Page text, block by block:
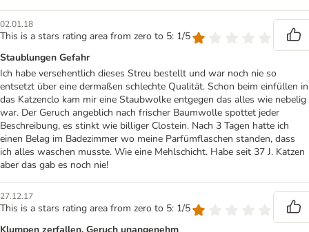
02.01.18
This is a stars rating area from zero to 5: 1/5
Staublungen Gefahr
Ich habe versehentlich dieses Streu bestellt und war noch nie so
entsetzt über eine dermaßen schlechte Qualität. Schon beim einfüllen in
das Katzenclo kam mir eine Staubwolke entgegen das alles wie nebelig
war. Der Geruch angeblich nach frischer Baumwolle spottet jeder
Beschreibung, es stinkt wie billiger Clostein. Nach 3 Tagen hatte ich
einen Belag im Badezimmer wo meine Parfümflaschen standen, dass
ich alles waschen musste. Wie eine Mehlschicht. Habe seit 37 J. Katzen
aber das gab es noch nie!
27.12.17
This is a stars rating area from zero to 5: 1/5